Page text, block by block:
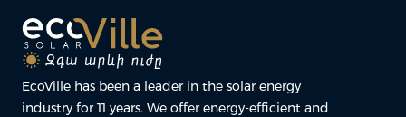
EcoVille has been a leader in the solar energy
industry for 11 years. We offer energy-efficient and